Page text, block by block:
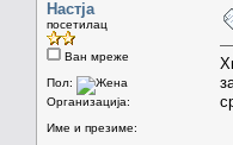
Настја
посетилац
Ван мреже
Пол:
Организација:
Име и презиме: